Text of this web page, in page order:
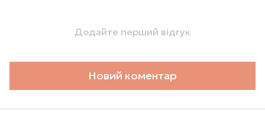
Додайте перший відгук
Новий коментар